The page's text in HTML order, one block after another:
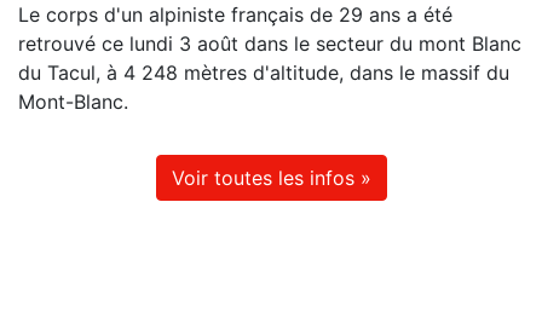
Le corps d'un alpiniste français de 29 ans a été
retrouvé ce lundi 3 août dans le secteur du mont Blanc
du Tacul, à 4 248 mètres d'altitude, dans le massif du
Mont-Blanc.
Voir toutes les infos »